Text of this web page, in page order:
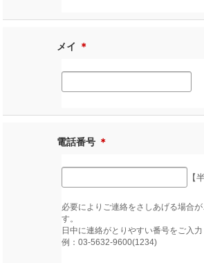
メイ ＊
電話番号 ＊
【
必要によりご連絡をさしあげる場合が
す。
日中に連絡がとりやすい番号をご入力
例：03-5632-9600(1234)